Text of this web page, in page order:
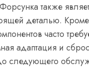
также
деталью.
часто
адаптация и сброс
следующего